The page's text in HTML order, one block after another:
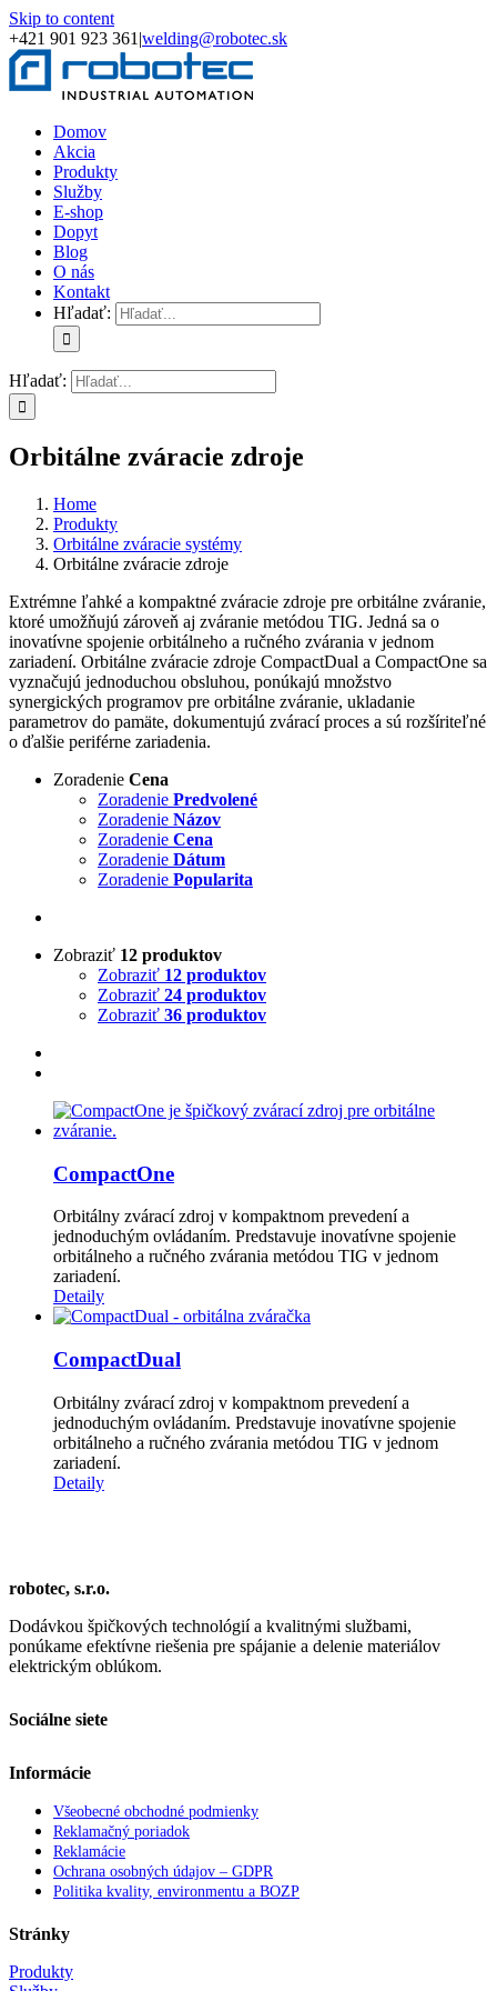
Skip to content
+421 901 923 361 |welding@robotec.sk
Domov
Akcia
Produkty
Služby
E-shop
Dopyt
Blog
O nás
Kontakt
Hľadať:
Hľadať:
Orbitálne zváracie zdroje
Home
Produkty
Orbitálne zváracie systémy
Orbitálne zváracie zdroje
Extrémne ľahké a kompaktné zváracie zdroje pre orbitálne zváranie,
ktoré umožňujú zároveň aj zváranie metódou TIG. Jedná sa o
inovatívne spojenie orbitálneho a ručného zvárania v jednom
zariadení. Orbitálne zváracie zdroje CompactDual a CompactOne sa
vyznačujú jednoduchou obsluhou, ponúkajú množstvo
synergických programov pre orbitálne zváranie, ukladanie
parametrov do pamäte, dokumentujú zvárací proces a sú rozšíriteľné
o ďalšie periférne zariadenia.
Zoradenie Cena
Zoradenie Predvolené
Zoradenie Názov
Zoradenie Cena
Zoradenie Dátum
Zoradenie Popularita
Zobraziť 12 produktov
Zobraziť 12 produktov
Zobraziť 24 produktov
Zobraziť 36 produktov
CompactOne
Orbitálny zvárací zdroj v kompaktnom prevedení a
jednoduchým ovládaním. Predstavuje inovatívne spojenie
orbitálneho a ručného zvárania metódou TIG v jednom
zariadení.
Detaily
CompactDual
Orbitálny zvárací zdroj v kompaktnom prevedení a
jednoduchým ovládaním. Predstavuje inovatívne spojenie
orbitálneho a ručného zvárania metódou TIG v jednom
zariadení.
Detaily
robotec, s.r.o.
Dodávkou špičkových technológií a kvalitnými službami,
ponúkame efektívne riešenia pre spájanie a delenie materiálov
elektrickým oblúkom.
Sociálne siete
Informácie
Všeobecné obchodné podmienky
Reklamačný poriadok
Reklamácie
Ochrana osobných údajov – GDPR
Politika kvality, environmentu a BOZP
Stránky
Produkty